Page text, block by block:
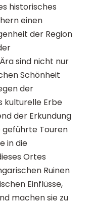
historisches
einen
der Region
sind nicht nur
Schönheit
der
kulturelle Erbe
der Erkundung
geführte Touren
in die
Ortes
Ruinen
Einflüsse,
machen sie zu